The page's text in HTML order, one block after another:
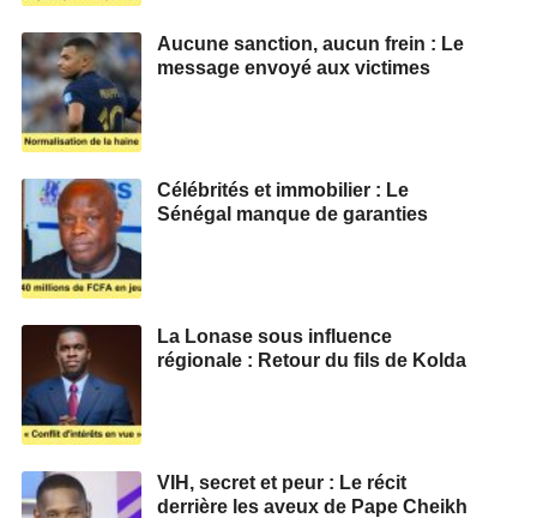
Aucune sanction, aucun frein : Le
message envoyé aux victimes
Célébrités et immobilier : Le
Sénégal manque de garanties
La Lonase sous influence
régionale : Retour du fils de Kolda
VIH, secret et peur : Le récit
derrière les aveux de Pape Cheikh